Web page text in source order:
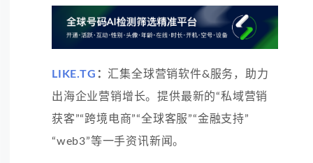
LIKE.TG ： 汇集全球营销软件&服务，助力
出海企业营销增长。提供最新的“私域营销
获客”“跨境电商”“全球客服”“金融支持”
“web3”等一手资讯新闻。